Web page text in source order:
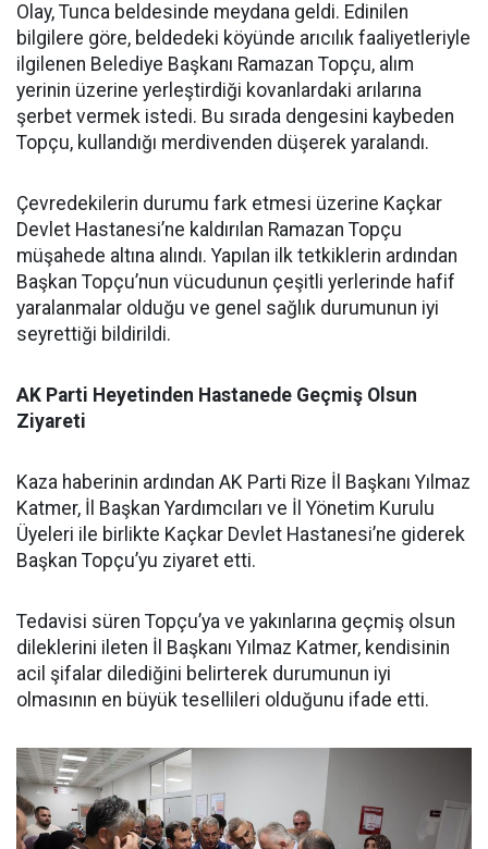
Olay, Tunca beldesinde meydana geldi. Edinilen
bilgilere göre, beldedeki köyünde arıcılık faaliyetleriyle
ilgilenen Belediye Başkanı Ramazan Topçu, alım
yerinin üzerine yerleştirdiği kovanlardaki arılarına
şerbet vermek istedi. Bu sırada dengesini kaybeden
Topçu, kullandığı merdivenden düşerek yaralandı.
Çevredekilerin durumu fark etmesi üzerine Kaçkar
Devlet Hastanesi’ne kaldırılan Ramazan Topçu
müşahede altına alındı. Yapılan ilk tetkiklerin ardından
Başkan Topçu’nun vücudunun çeşitli yerlerinde hafif
yaralanmalar olduğu ve genel sağlık durumunun iyi
seyrettiği bildirildi.
AK Parti Heyetinden Hastanede Geçmiş Olsun
Ziyareti
Kaza haberinin ardından AK Parti Rize İl Başkanı Yılmaz
Katmer, İl Başkan Yardımcıları ve İl Yönetim Kurulu
Üyeleri ile birlikte Kaçkar Devlet Hastanesi’ne giderek
Başkan Topçu’yu ziyaret etti.
Tedavisi süren Topçu’ya ve yakınlarına geçmiş olsun
dileklerini ileten İl Başkanı Yılmaz Katmer, kendisinin
acil şifalar dilediğini belirterek durumunun iyi
olmasının en büyük tesellileri olduğunu ifade etti.